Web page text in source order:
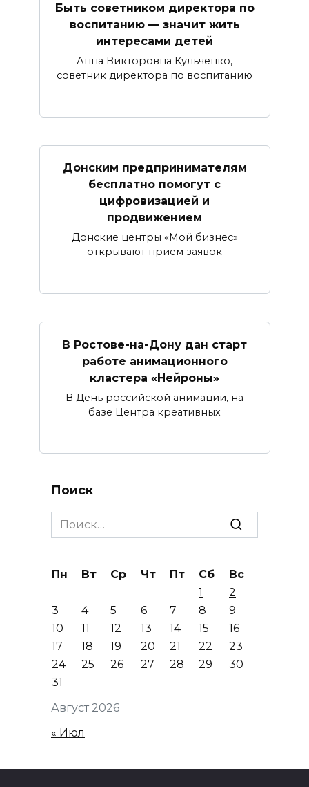
Быть советником директора по
воспитанию — значит жить
интересами детей
Анна Викторовна Кульченко,
советник директора по воспитанию
Донским предпринимателям
бесплатно помогут с
цифровизацией и
продвижением
Донские центры «Мой бизнес»
открывают прием заявок
В Ростове-на-Дону дан старт
работе анимационного
кластера «Нейроны»
В День российской анимации, на
базе Центра креативных
Поиск
Search
for:
Август 2026
Пн Вт Ср Чт Пт Сб
Вс
1
2
3
4 5 6 7 8
9
10
11 12 13 14 15
16
17
18 19 20 21 22
23
24
25 26 27 28 29
30
31
« Июл